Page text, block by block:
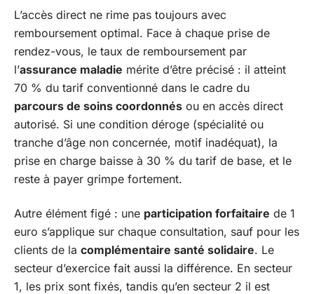
L’accès direct ne rime pas toujours avec
remboursement optimal. Face à chaque prise de
rendez-vous, le taux de remboursement par
l’assurance maladie mérite d’être précisé : il atteint
70 % du tarif conventionné dans le cadre du
parcours de soins coordonnés ou en accès direct
autorisé. Si une condition déroge (spécialité ou
tranche d’âge non concernée, motif inadéquat), la
prise en charge baisse à 30 % du tarif de base, et le
reste à payer grimpe fortement.
Autre élément figé : une participation forfaitaire de 1
euro s’applique sur chaque consultation, sauf pour les
clients de la complémentaire santé solidaire. Le
secteur d’exercice fait aussi la différence. En secteur
1, les prix sont fixés, tandis qu’en secteur 2 il est